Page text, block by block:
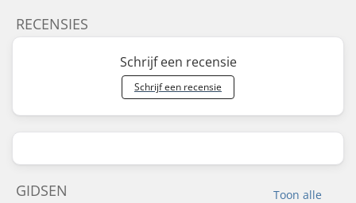
RECENSIES
Schrijf een recensie
Schrijf een recensie
Toon alle
GIDSEN